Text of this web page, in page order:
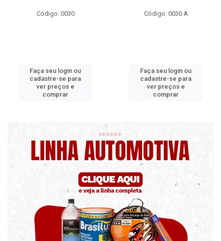
Código: 0030 A
Faça seu login ou
cadastre-se para
ver preços e
comprar
Código: 4990
Faça seu login ou
cadastre-se para
ver preços e
comprar